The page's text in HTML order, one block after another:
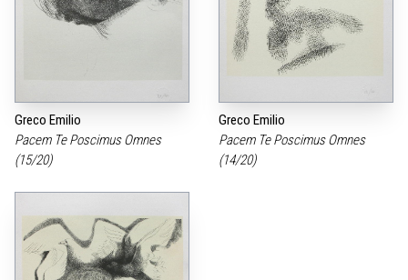
Greco Emilio
Pacem Te Poscimus Omnes
(15/20)
Greco Emilio
Pacem Te Poscimus Omnes
(14/20)